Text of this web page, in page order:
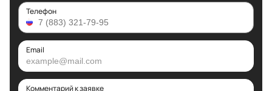
Телефон
Email
Комментарий к заявке